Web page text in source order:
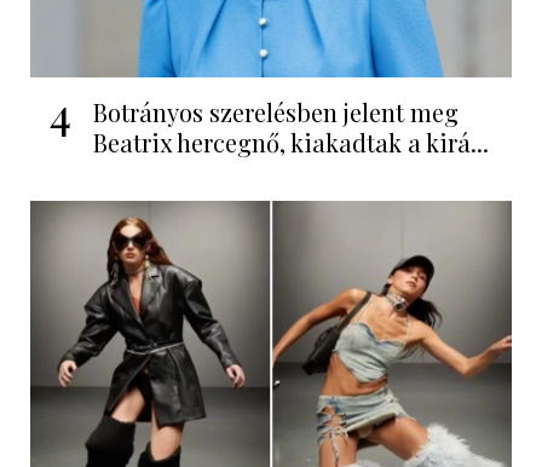
4
Botrányos szerelésben jelent meg
Beatrix hercegnő, kiakadtak a kirá...